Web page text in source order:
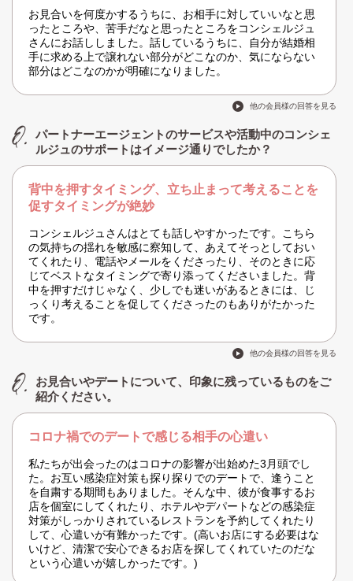
お見合いを何度かするうちに、お相手に対していいなと思
ったところや、苦手だなと思ったところをコンシェルジュ
さんにお話ししました。話しているうちに、自分が結婚相
手に求める上で譲れない部分がどこなのか、気にならない
部分はどこなのかが明確になりました。
他の会員様の回答を見る
パートナーエージェントのサービスや活動中のコンシェ
ルジュのサポートはイメージ通りでしたか？
背中を押すタイミング、立ち止まって考えることを
促すタイミングが絶妙
コンシェルジュさんはとても話しやすかったです。こちら
の気持ちの揺れを敏感に察知して、あえてそっとしておい
てくれたり、電話やメールをくださったり、そのときに応
じてベストなタイミングで寄り添ってくださいました。背
中を押すだけじゃなく、少しでも迷いがあるときには、じ
っくり考えることを促してくださったのもありがたかった
です。
他の会員様の回答を見る
お見合いやデートについて、印象に残っているものをご
紹介ください。
コロナ禍でのデートで感じる相手の心遣い
私たちが出会ったのはコロナの影響が出始めた3月頭でし
た。お互い感染症対策も探り探りでのデートで、逢うこと
を自粛する期間もありました。そんな中、彼が食事するお
店を個室にしてくれたり、ホテルやデパートなどの感染症
対策がしっかりされているレストランを予約してくれたり
して、心遣いが有難かったです。(高いお店にする必要はな
いけど、清潔で安心できるお店を探してくれていたのだな
という心遣いが嬉しかったです。)